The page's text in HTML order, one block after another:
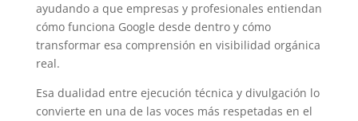
ayudando a que empresas y profesionales entiendan
cómo funciona Google desde dentro y cómo
transformar esa comprensión en visibilidad orgánica
real.
Esa dualidad entre ejecución técnica y divulgación lo
convierte en una de las voces más respetadas en el